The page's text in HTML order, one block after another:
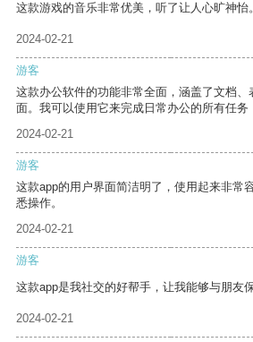
这款游戏的音乐非常优美，听了让人心旷神怡。
2024-02-21
游客
这款办公软件的功能非常全面，涵盖了文档
面。我可以使用它来完成日常办公的所有任务
2024-02-21
游客
这款app的用户界面简洁明了，使用起来非常
悉操作。
2024-02-21
游客
这款app是我社交的好帮手，让我能够与朋友
2024-02-21